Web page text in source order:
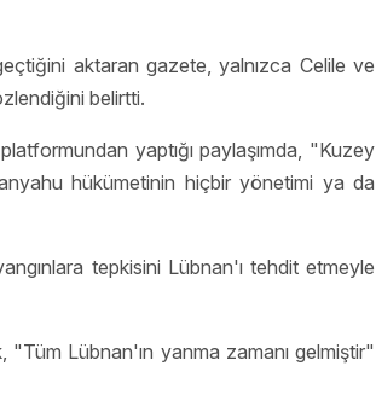
aktaran gazete, yalnızca Celile ve
belirtti.
yaptığı paylaşımda, "Kuzey
hükümetinin hiçbir yönetimi ya da
tepkisini Lübnan'ı tehdit etmeyle
"Tüm Lübnan'ın yanma zamanı gelmiştir"